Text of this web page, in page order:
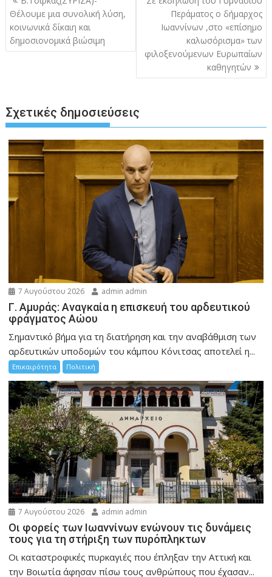
άρθρων
Θέλουμε μια συνολική λύση,
κοινωνικά δίκαιη και
δημοσιονομικά βιώσιμη
Περάματος ο δήμαρχος
Ιωαννίνων ,στο «επίσημο
καλωσόρισμα» των
φιλοξενούμενων Ευρωπαίων
καθηγητών
Σχετικές δημοσιεύσεις
7 Αυγούστου 2026 admin admin
Γ. Αμυράς: Αναγκαία η επισκευή του αρδευτικού
φράγματος Αώου
Σημαντικό βήμα για τη διατήρηση και την αναβάθμιση των
αρδευτικών υποδομών του κάμπου Κόνιτσας αποτελεί η...
Επικαιρότητα Πολιτική
7 Αυγούστου 2026 admin admin
Οι φορείς των Ιωαννίνων ενώνουν τις δυνάμεις
τους για τη στήριξη των πυρόπληκτων
Οι καταστροφικές πυρκαγιές που έπληξαν την Αττική και
την Bοιωτία άφησαν πίσω τους ανθρώπους που έχασαν...